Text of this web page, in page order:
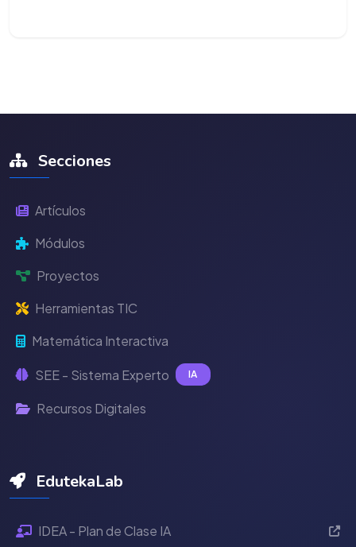
Secciones
Artículos
Módulos
Proyectos
Herramientas TIC
Matemática Interactiva
SEE - Sistema Experto IA
Recursos Digitales
EdutekaLab
IDEA - Plan de Clase IA